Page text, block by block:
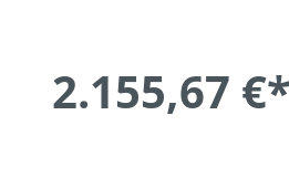
2.155,67 €*